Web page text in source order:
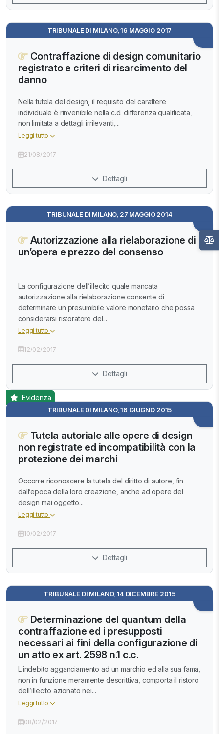
TRIBUNALE DI MILANO, 16 MAGGIO 2017
Contraffazione di design comunitario
registrato e criteri di risarcimento del
danno
Nella tutela del design, il requisito del carattere
individuale è rinvenibile nella c.d. differenza qualificata,
non limitata a dettagli irrilevanti,...
Leggi tutto
21/08/2017
Dettagli
TRIBUNALE DI MILANO, 27 MAGGIO 2014
Autorizzazione alla rielaborazione di
un’opera e prezzo del consenso
La configurazione dell’illecito quale mancata
autorizzazione alla rielaborazione consente di
determinare un presumibile valore monetario che possa
considerarsi ristoratore del...
Leggi tutto
12/02/2017
Dettagli
TRIBUNALE DI MILANO, 16 GIUGNO 2015
Evidenza
Tutela autoriale alle opere di design
non registrate ed incompatibilità con la
protezione dei marchi
Occorre riconoscere la tutela del diritto di autore, fin
dall’epoca della loro creazione, anche ad opere del
design mai oggetto...
Leggi tutto
10/02/2017
Dettagli
TRIBUNALE DI MILANO, 14 DICEMBRE 2015
Determinazione del quantum della
contraffazione ed i presupposti
necessari ai fini della configurazione di
un atto ex art. 2598 n.1 c.c.
L’indebito agganciamento ad un marchio ed alla sua fama,
non in funzione meramente descrittiva, comporta il ristoro
dell’illecito azionato nei...
Leggi tutto
08/02/2017